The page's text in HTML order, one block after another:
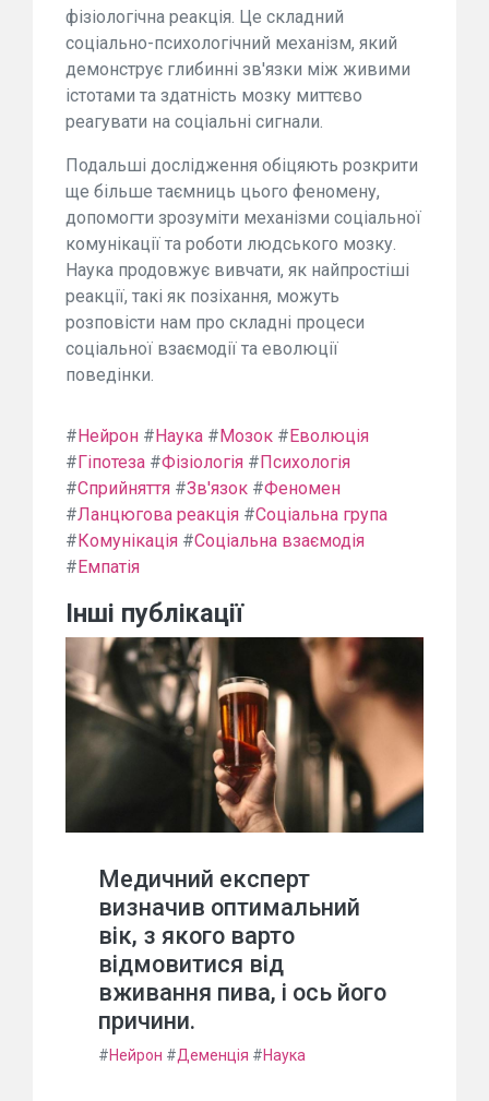
фізіологічна реакція. Це складний
соціально-психологічний механізм, який
демонструє глибинні зв'язки між живими
істотами та здатність мозку миттєво
реагувати на соціальні сигнали.
Подальші дослідження обіцяють розкрити
ще більше таємниць цього феномену,
допомогти зрозуміти механізми соціальної
комунікації та роботи людського мозку.
Наука продовжує вивчати, як найпростіші
реакції, такі як позіхання, можуть
розповісти нам про складні процеси
соціальної взаємодії та еволюції
поведінки.
# Нейрон # Наука # Мозок # Еволюція
# Гіпотеза #Фізіологія # Психологія
#Сприйняття #Зв'язок #Феномен
#Ланцюгова реакція #Соціальна група
# Комунікація #Соціальна взаємодія
# Емпатія
Інші публікації
Медичний експерт
визначив оптимальний
вік, з якого варто
відмовитися від
вживання пива, і ось його
причини.
#Нейрон #Деменція #Наука